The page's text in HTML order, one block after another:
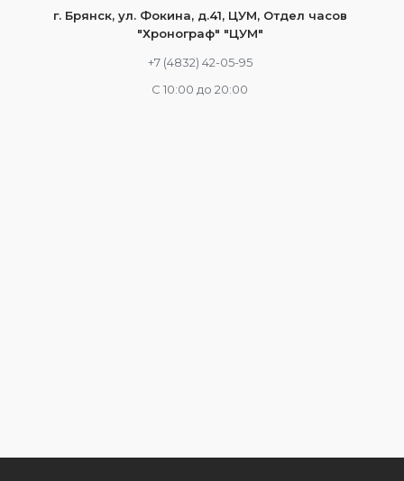
г. Брянск, ул. Фокина, д.41, ЦУМ, Отдел часов
"Хронограф" "ЦУМ"
+7 (4832) 42-05-95
С 10:00 до 20:00